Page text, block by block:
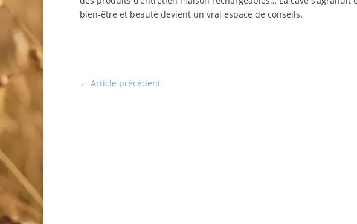
bien-être et beauté devient un vrai espace de conseils.
← Article précédent